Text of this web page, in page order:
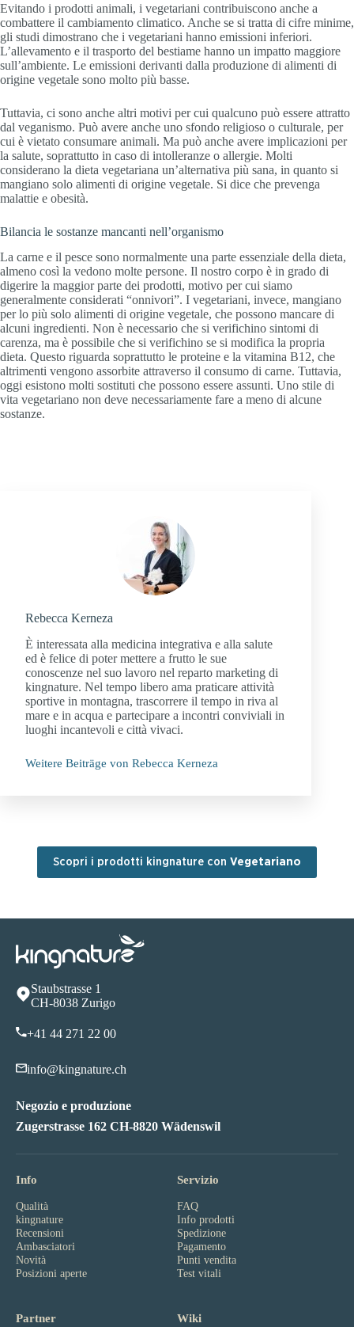
Evitando i prodotti animali, i vegetariani contribuiscono anche a
combattere il cambiamento climatico. Anche se si tratta di cifre minime,
gli studi dimostrano che i vegetariani hanno emissioni inferiori.
L’allevamento e il trasporto del bestiame hanno un impatto maggiore
sull’ambiente. Le emissioni derivanti dalla produzione di alimenti di
origine vegetale sono molto più basse.
Tuttavia, ci sono anche altri motivi per cui qualcuno può essere attratto
dal veganismo. Può avere anche uno sfondo religioso o culturale, per
cui è vietato consumare animali. Ma può anche avere implicazioni per
la salute, soprattutto in caso di intolleranze o allergie. Molti
considerano la dieta vegetariana un’alternativa più sana, in quanto si
mangiano solo alimenti di origine vegetale. Si dice che prevenga
malattie e obesità.
Bilancia le sostanze mancanti nell’organismo
La carne e il pesce sono normalmente una parte essenziale della dieta,
almeno così la vedono molte persone. Il nostro corpo è in grado di
digerire la maggior parte dei prodotti, motivo per cui siamo
generalmente considerati “onnivori”. I vegetariani, invece, mangiano
per lo più solo alimenti di origine vegetale, che possono mancare di
alcuni ingredienti. Non è necessario che si verifichino sintomi di
carenza, ma è possibile che si verifichino se si modifica la propria
dieta. Questo riguarda soprattutto le proteine e la vitamina B12, che
altrimenti vengono assorbite attraverso il consumo di carne. Tuttavia,
oggi esistono molti sostituti che possono essere assunti. Uno stile di
vita vegetariano non deve necessariamente fare a meno di alcune
sostanze.
Rebecca Kerneza
È interessata alla medicina integrativa e alla salute
ed è felice di poter mettere a frutto le sue
conoscenze nel suo lavoro nel reparto marketing di
kingnature. Nel tempo libero ama praticare attività
sportive in montagna, trascorrere il tempo in riva al
mare e in acqua e partecipare a incontri conviviali in
luoghi incantevoli e città vivaci.
Weitere Beiträge von Rebecca Kerneza
Scopri i prodotti kingnature con Vegetariano
Staubstrasse 1
CH-8038 Zurigo
+41 44 271 22 00
info@kingnature.ch
Negozio e produzione
Zugerstrasse 162 CH-8820 Wädenswil
Info
Qualità
kingnature
Recensioni
Ambasciatori
Novità
Posizioni aperte
Servizio
FAQ
Info prodotti
Spedizione
Pagamento
Punti vendita
Test vitali
Partner Wiki